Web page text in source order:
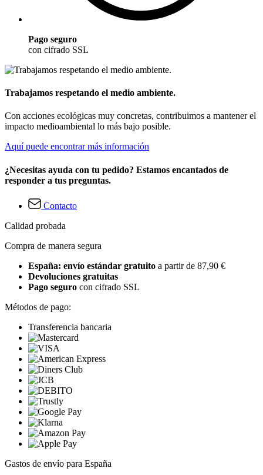
Pago seguro
con cifrado SSL
Trabajamos respetando el medio ambiente.
Con acciones ecológicas muy concretas, contribuimos a mantener el
impacto medioambiental lo más bajo posible.
Aquí puede encontrar más información
¿Necesitas ayuda con tu pedido? Estamos encantados de
responder a tus preguntas.
Contacto
Calidad probada
Compra de manera segura
España: envío estándar gratuito a partir de 87,90 €
Devoluciones gratuitas
Pago seguro con cifrado SSL
Métodos de pago:
Transferencia bancaria
Gastos de envío para España